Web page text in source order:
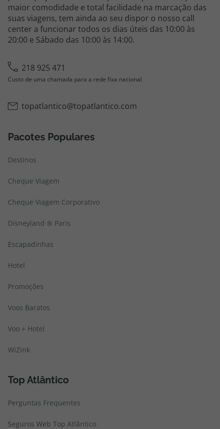
maior comodidade e total facilidade na marcação das
suas viagens, tem ainda ao seu dispor o nosso call
center a funcionar todos os dias úteis das 10:00 às
20:00 e Sábado das 10:00 às 14:00.
218 925 471
Custo de uma chamada para a rede fixa nacional
topatlantico@topatlantico.com
Pacotes Populares
Destinos
Cheque Viagem
Cheque Viagem Corporativo
Disneyland ® Paris
Escapadinhas
Hotel
Promoções
Voos Baratos
Voo + Hotel
WiZink
Top Atlântico
Perguntas Frequentes
Seguros Web Top Atlântico